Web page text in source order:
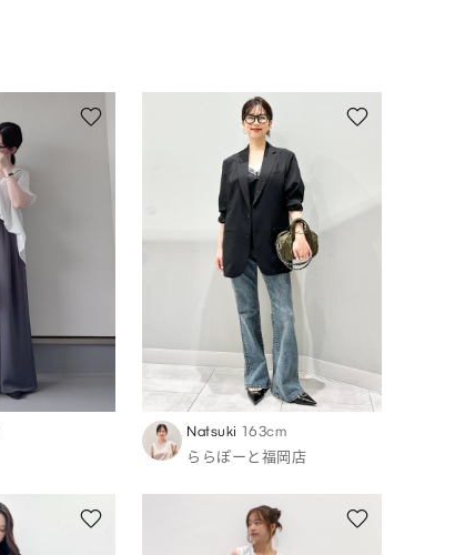
Natsuki 163cm
ららぽーと福岡店